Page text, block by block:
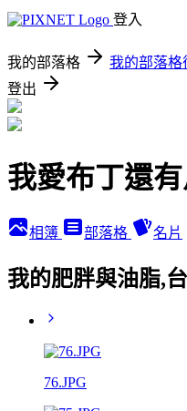
登入
我的部落格 我的部落格
登出
我愛布丁還
相簿 部落格 名片
我的肥胖與油脂,
76.JPG